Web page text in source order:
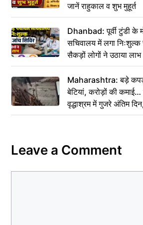
जानें राहुकाल व शुभ मुहूर्त
Dhanbad: पूर्वी टुंडी के
सचिवालय में लगा निःशुल्क
सैकड़ों लोगों ने उठाया लाभ
Maharashtra: बड़े कपड़ा
बेटियां, करोड़ों की
वृद्धाश्रम में गुजरे अंतिम
कहा– अंतिम संस्कार कर
Leave a Comment